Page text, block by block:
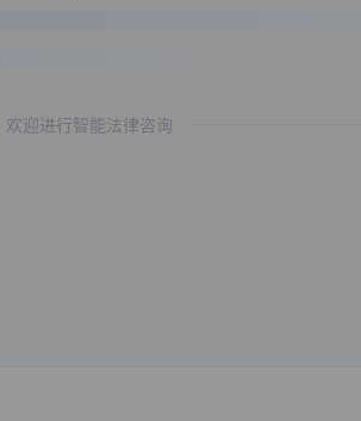
欢迎进行智能法律咨询